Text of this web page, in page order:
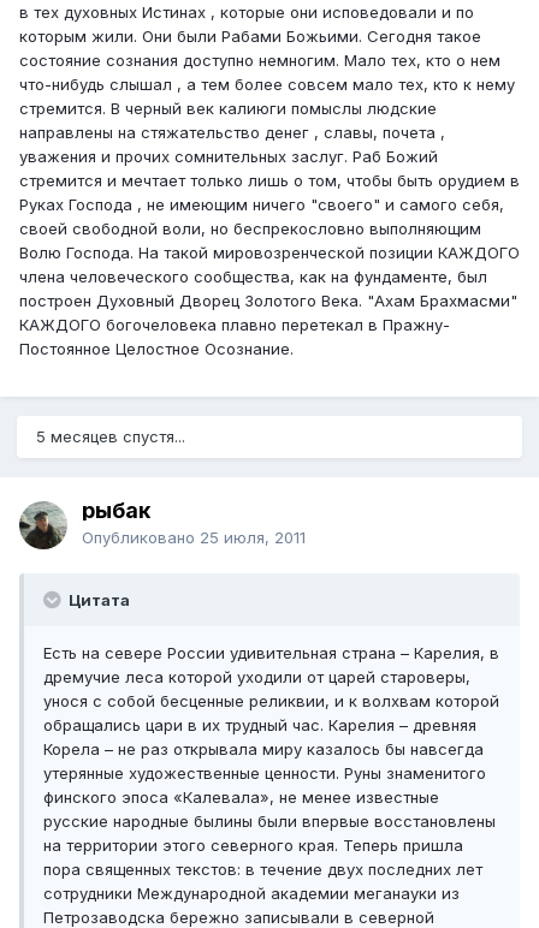
в тех духовных Истинах , которые они исповедовали и по
которым жили. Они были Рабами Божьими. Сегодня такое
состояние сознания доступно немногим. Мало тех, кто о нем
что-нибудь слышал , а тем более совсем мало тех, кто к нему
стремится. В черный век калиюги помыслы людские
направлены на стяжательство денег , славы, почета ,
уважения и прочих сомнительных заслуг. Раб Божий
стремится и мечтает только лишь о том, чтобы быть орудием в
Руках Господа , не имеющим ничего "своего" и самого себя,
своей свободной воли, но беспрекословно выполняющим
Волю Господа. На такой мировозренческой позиции КАЖДОГО
члена человеческого сообщества, как на фундаменте, был
построен Духовный Дворец Золотого Века. "Ахам Брахмасми"
КАЖДОГО богочеловека плавно перетекал в Пражну-
Постоянное Целостное Осознание.
5 месяцев спустя...
рыбак
Опубликовано 25 июля, 2011
Цитата
Есть на севере России удивительная страна – Карелия, в
дремучие леса которой уходили от царей староверы,
унося с собой бесценные реликвии, и к волхвам которой
обращались цари в их трудный час. Карелия – древняя
Корела – не раз открывала миру казалось бы навсегда
утерянные художественные ценности. Руны знаменитого
финского эпоса «Калевала», не менее известные
русские народные былины были впервые восстановлены
на территории этого северного края. Теперь пришла
пора священных текстов: в течение двух последних лет
сотрудники Международной академии меганауки из
Петрозаводска бережно записывали в северной